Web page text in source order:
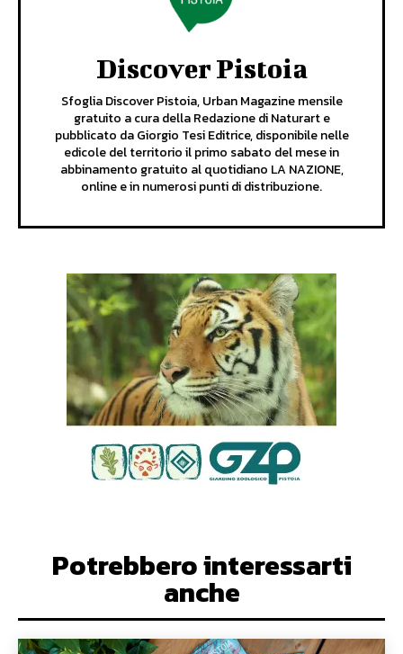
Discover Pistoia
Sfoglia Discover Pistoia, Urban Magazine mensile
gratuito a cura della Redazione di Naturart e
pubblicato da Giorgio Tesi Editrice, disponibile nelle
edicole del territorio il primo sabato del mese in
abbinamento gratuito al quotidiano LA NAZIONE,
online e in numerosi punti di distribuzione.
Potrebbero interessarti
anche